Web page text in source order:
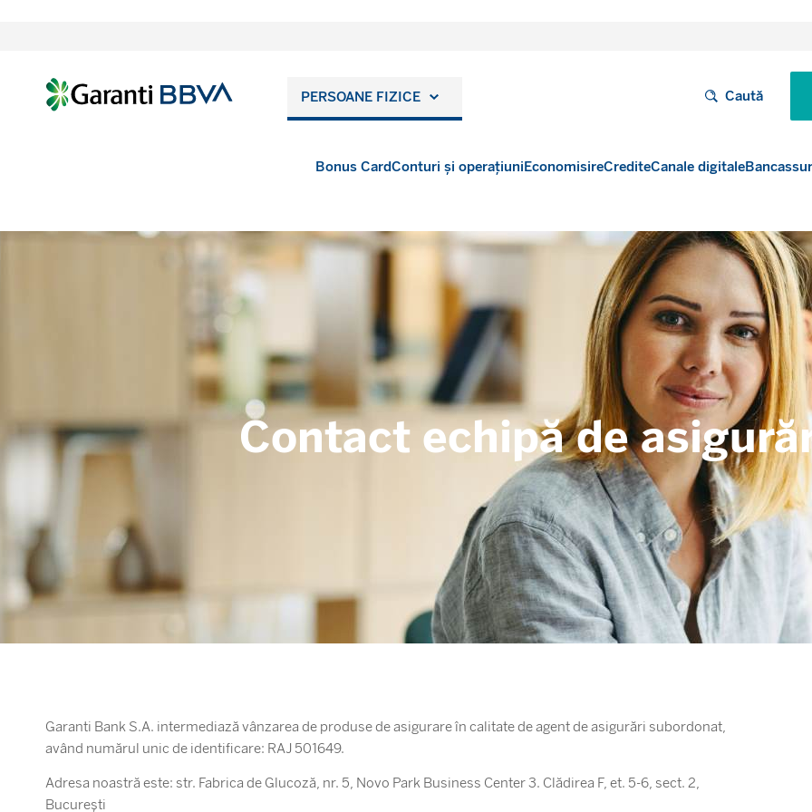
PERSOANE FIZICE Caută
Bonus CardConturi și operațiuniEconomisireCrediteCanale digitale
Contact echipă de
Garanti Bank S.A. intermediază vânzarea de produse de asigurare în calitate de agent de asigurări subordonat,
având numărul unic de identificare: RAJ 501649.
Adresa noastră este: str. Fabrica de Glucoză, nr. 5, Novo Park Business Center 3. Clădirea F, et. 5-6, sect. 2,
București